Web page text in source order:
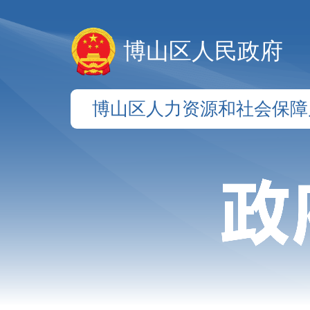
博山区人民政府
博山区人力资源和社会保